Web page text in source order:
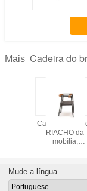
Mais Cadeira do
versão
Cadeira home
RIACHO da
mobília,
poltrona da sala
de estar
Mude a língua